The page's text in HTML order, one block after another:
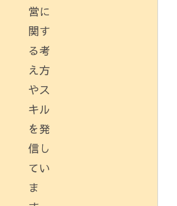
営に
関す
る考
え方
やス
キル
を発
信し
てい
ま